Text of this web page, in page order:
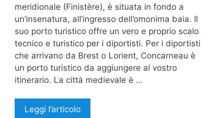
meridionale (Finistère), è situata in fondo a
un’insenatura, all’ingresso dell’omonima baia. Il
suo porto turistico offre un vero e proprio scalo
tecnico e turistico per i diportisti. Per i diportisti
che arrivano da Brest o Lorient, Concarneau è
un porto turistico da aggiungere al vostro
itinerario. La città medievale è …
Leggi l’articolo